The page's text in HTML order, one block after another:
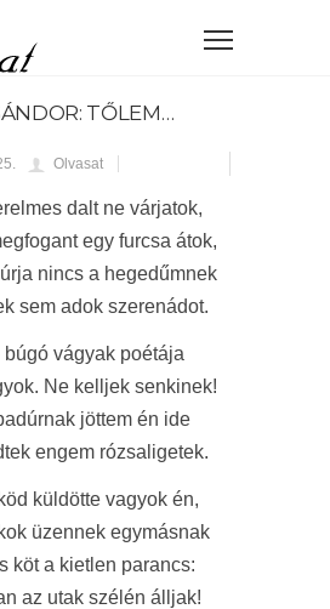
TŐLEM…
Olvasat
dalt ne várjatok,
egy furcsa átok,
nincs a hegedűmnek
sem adok szerenádot.
búgó vágyak poétája
Ne kelljek senkinek!
jöttem én ide
engem rózsaligetek.
küldötte vagyok én,
üzennek egymásnak
köt a kietlen parancs:
az utak szélén álljak!